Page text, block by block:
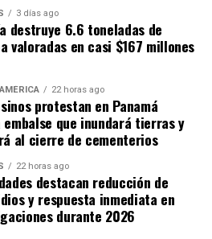
3 días ago
destruye 6.6 toneladas de
valoradas en casi $167 millones
22 horas ago
protestan en Panamá
que inundará tierras y
al cierre de cementerios
22 horas ago
destacan reducción de
y respuesta inmediata en
durante 2026